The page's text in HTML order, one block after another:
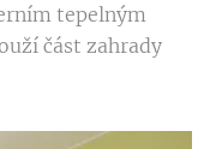
tepelným
část zahrady